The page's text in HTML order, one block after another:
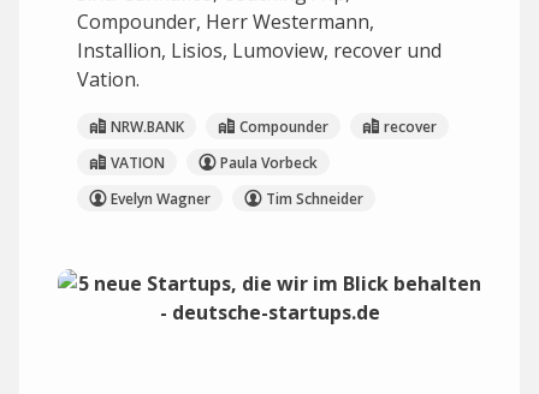
Compounder, Herr Westermann,
Installion, Lisios, Lumoview, recover und
Vation.
NRW.BANK Compounder
recover
VATION
Paula Vorbeck
Evelyn Wagner
Tim Schneider